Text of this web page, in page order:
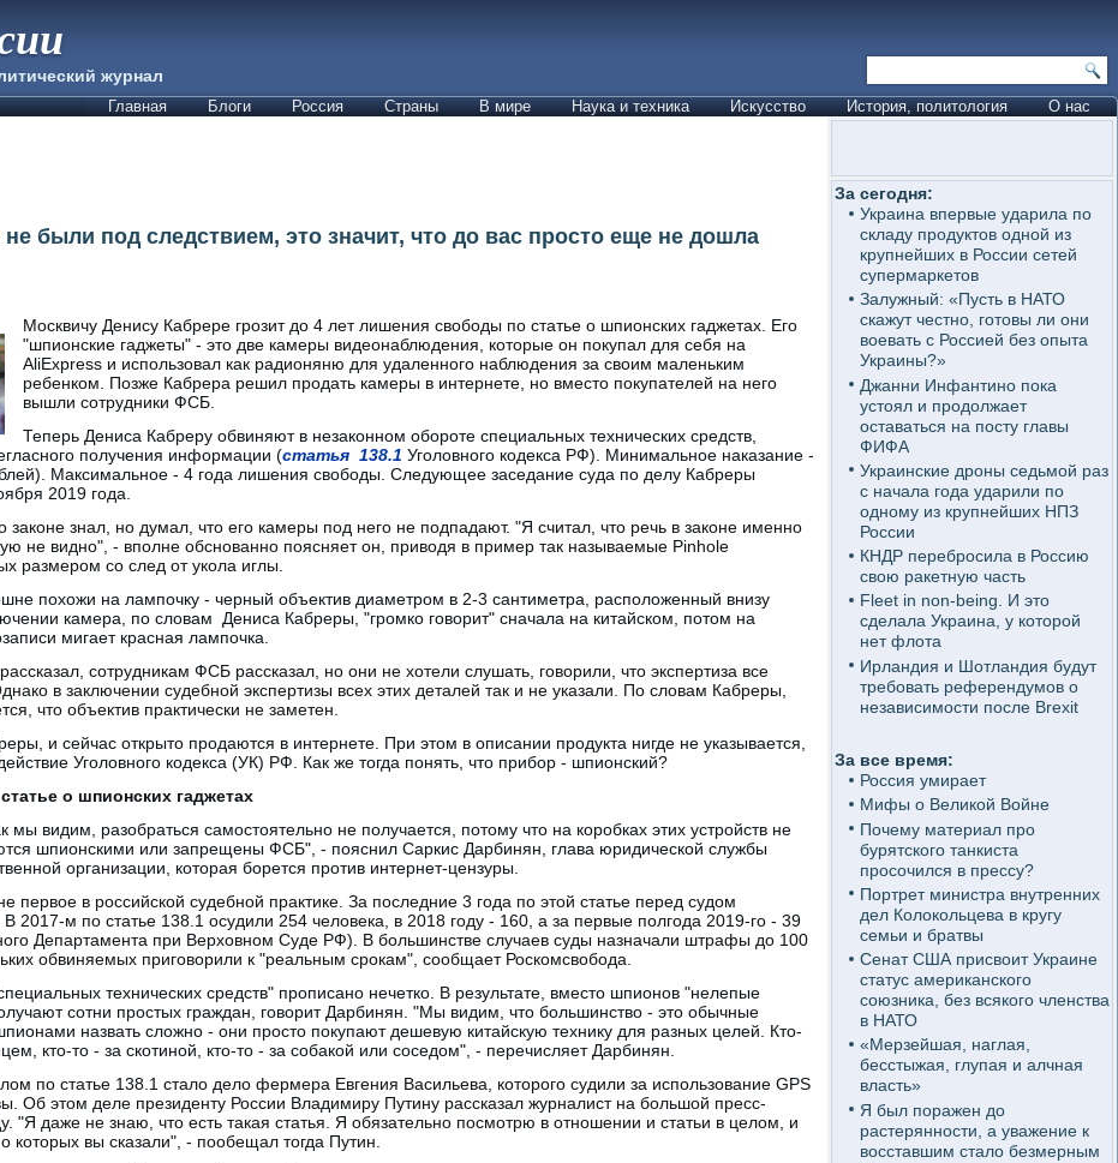
журнал
Главная Блоги Россия Страны В мире Наука и техника Искусство История, политология О нас
были под следствием, это значит, что до вас просто еще не дошла
Москвичу Денису Кабрере грозит до 4 лет лишения свободы по статье о шпионских гаджетах. Его
"шпионские гаджеты" - это две камеры видеонаблюдения, которые он покупал для себя на
AliExpress и использовал как радионяню для удаленного наблюдения за своим маленьким
ребенком. Позже Кабрера решил продать камеры в интернете, но вместо покупателей на него
вышли сотрудники ФСБ.
Теперь Дениса Кабреру обвиняют в незаконном обороте специальных технических средств,
получения информации (статья 138.1 Уголовного кодекса РФ). Минимальное наказание -
Максимальное - 4 года лишения свободы. Следующее заседание суда по делу Кабреры
2019 года.
законе знал, но думал, что его камеры под него не подпадают. "Я считал, что речь в законе именно
не видно", - вполне обснованно поясняет он, приводя в пример так называемые Pinhole
размером со след от укола иглы.
похожи на лампочку - черный объектив диаметром в 2-3 сантиметра, расположенный внизу
камера, по словам Дениса Кабреры, "громко говорит" сначала на китайском, потом на
мигает красная лампочка.
сотрудникам ФСБ рассказал, но они не хотели слушать, говорили, что экспертиза все
в заключении судебной экспертизы всех этих деталей так и не указали. По словам Кабреры,
что объектив практически не заметен.
и сейчас открыто продаются в интернете. При этом в описании продукта нигде не указывается,
Уголовного кодекса (УК) РФ. Как же тогда понять, что прибор - шпионский?
о шпионских гаджетах
мы видим, разобраться самостоятельно не получается, потому что на коробках этих устройств не
шпионскими или запрещены ФСБ", - пояснил Саркис Дарбинян, глава юридической службы
организации, которая борется против интернет-цензуры.
первое в российской судебной практике. За последние 3 года по этой статье перед судом
2017-м по статье 138.1 осудили 254 человека, в 2018 году - 160, а за первые полгода 2019-го - 39
Департамента при Верховном Суде РФ). В большинстве случаев суды назначали штрафы до 100
обвиняемых приговорили к "реальным срокам", сообщает Роскомсвобода.
технических средств" прописано нечетко. В результате, вместо шпионов "нелепые
сотни простых граждан, говорит Дарбинян. "Мы видим, что большинство - это обычные
назвать сложно - они просто покупают дешевую китайскую технику для разных целей. Кто-
кто-то - за скотиной, кто-то - за собакой или соседом", - перечисляет Дарбинян.
по статье 138.1 стало дело фермера Евгения Васильева, которого судили за использование GPS
Об этом деле президенту России Владимиру Путину рассказал журналист на большой пресс-
"Я даже не знаю, что есть такая статья. Я обязательно посмотрю в отношении и статьи в целом, и
которых вы сказали", - пообещал тогда Путин.
За сегодня:
Украина впервые ударила по
складу продуктов одной из
крупнейших в России сетей
супермаркетов
Залужный: «Пусть в НАТО
скажут честно, готовы ли они
воевать с Россией без опыта
Украины?»
Джанни Инфантино пока
устоял и продолжает
оставаться на посту главы
ФИФА
Украинские дроны седьмой раз
с начала года ударили по
одному из крупнейших НПЗ
России
КНДР перебросила в Россию
свою ракетную часть
Fleet in non-being. И это
сделала Украина, у которой
нет флота
Ирландия и Шотландия будут
требовать референдумов о
независимости после Brexit
За все время:
Россия умирает
Мифы о Великой Войне
Почему материал про
бурятского танкиста
просочился в прессу?
Портрет министра внутренних
дел Колокольцева в кругу
семьи и братвы
Сенат США присвоит Украине
статус американского
союзника, без всякого членства
в НАТО
«Мерзейшая, наглая,
бесстыжая, глупая и алчная
власть»
Я был поражен до
растерянности, а уважение к
восставшим стало безмерным